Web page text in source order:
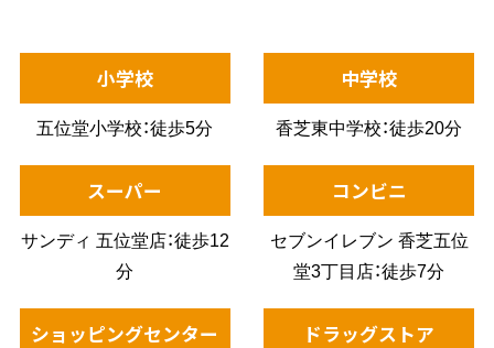
小学校
五位堂小学校：徒歩5分
中学校
香芝東中学校：徒歩20分
スーパー
サンディ 五位堂店：徒歩12
分
コンビニ
セブンイレブン 香芝五位
堂3丁目店：徒歩7分
ショッピングセンター
ドラッグストア